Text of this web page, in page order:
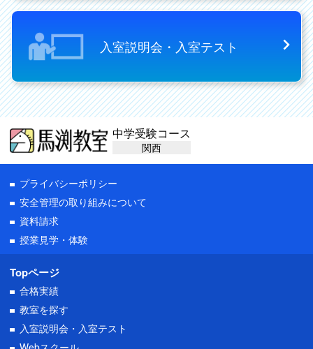
入室説明会・入室テスト
中学受験コース
関西
プライバシーポリシー
安全管理の取り組みについて
資料請求
授業見学・体験
Topページ
合格実績
教室を探す
入室説明会・入室テスト